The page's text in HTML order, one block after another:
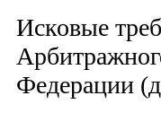
Исковые
Федерации